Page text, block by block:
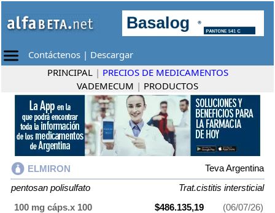
Contáctenos | Descargar
PRINCIPAL | PRECIOS DE MEDICAMENTOS
VADEMECUM | PRODUCTOS
ELMIRON
Teva Argentina
pentosan polisulfato
Trat.cistitis intersticial
100 mg cáps.x 100
$486.135,19 (06/07/26)